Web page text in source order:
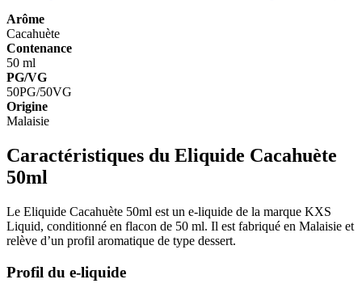
Arôme
Cacahuète
Contenance
50 ml
PG/VG
50PG/50VG
Origine
Malaisie
Caractéristiques du Eliquide Cacahuète
50ml
Le Eliquide Cacahuète 50ml est un e-liquide de la marque KXS
Liquid, conditionné en flacon de 50 ml. Il est fabriqué en Malaisie et
relève d’un profil aromatique de type dessert.
Profil du e-liquide